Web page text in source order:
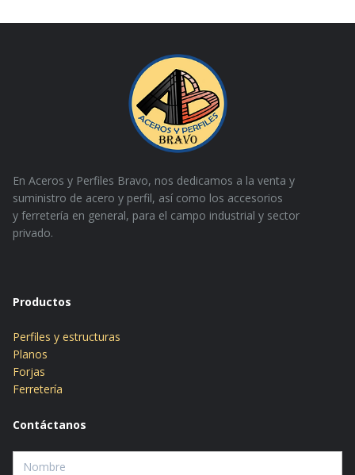
En Aceros y Perfiles Bravo, nos dedicamos a la venta y
suministro de acero y perfil, así como los accesorios
y ferretería en general, para el campo industrial y sector
privado.
Productos
Perfiles y estructuras
Planos
Forjas
Ferretería
Contáctanos